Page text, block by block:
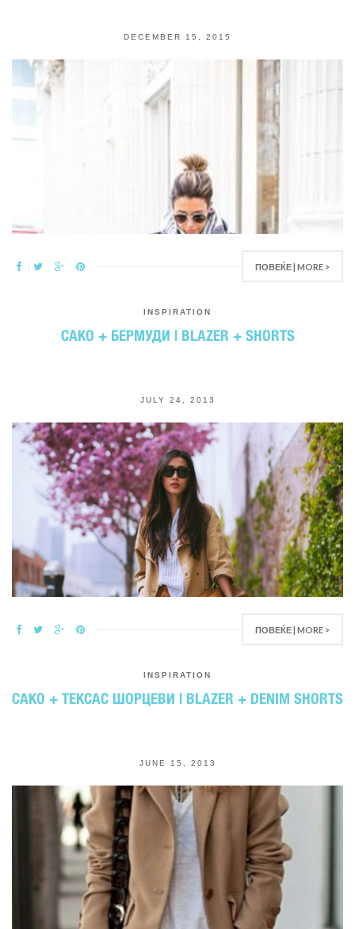
DECEMBER 15, 2015
ПОВЕЌЕ | MORE >
INSPIRATION
САКО + БЕРМУДИ | BLAZER + SHORTS
JULY 24, 2013
ПОВЕЌЕ | MORE >
INSPIRATION
САКО + ТЕКСАС ШОРЦЕВИ | BLAZER + DENIM SHORTS
JUNE 15, 2013